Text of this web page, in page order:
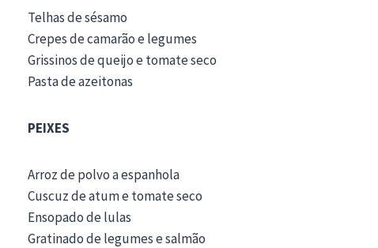
Telhas de sésamo
Crepes de camarão e legumes
Grissinos de queijo e tomate seco
Pasta de azeitonas
PEIXES
Arroz de polvo a espanhola
Cuscuz de atum e tomate seco
Ensopado de lulas
Gratinado de legumes e salmão